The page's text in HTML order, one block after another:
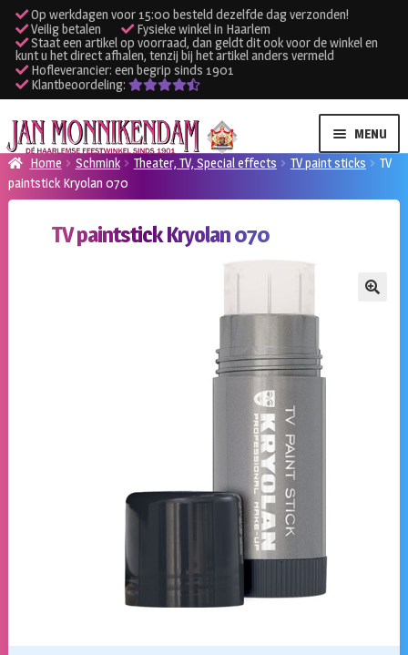
Op werkdagen voor 15:00 besteld dezelfde dag verzonden!
Veilig betalen
Fysieke winkel in Haarlem
Staat een artikel op voorraad, dan geldt dit ook voor de winkel en
kunt u het direct afhalen, tenzij bij het artikel anders vermeld
Hofleverancier: een begrip sinds 1901
Klantbeoordeling:
Ga
door
naar
navigatie
Ga
naar
de
inhoud
MENU
Verhuur kleding
Verhuur apparatuur
Home Schmink Theater, TV, Special effects TV paint sticks
TV
paintstick Kryolan 070
TV paintstick Kryolan 070